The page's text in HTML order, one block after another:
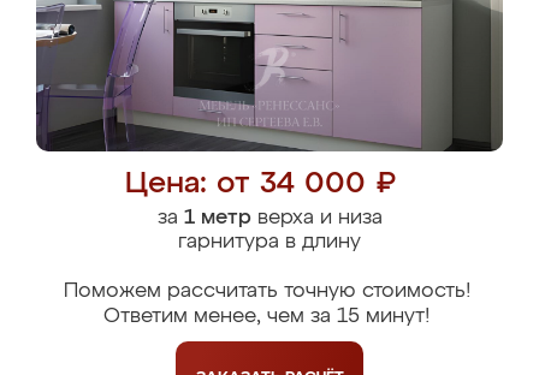
Цена: от 34 000 ₽
за 1 метрверха и низа
гарнитура в длину
Поможем рассчитать точную стоимость!
Ответим менее, чем за 15 минут!